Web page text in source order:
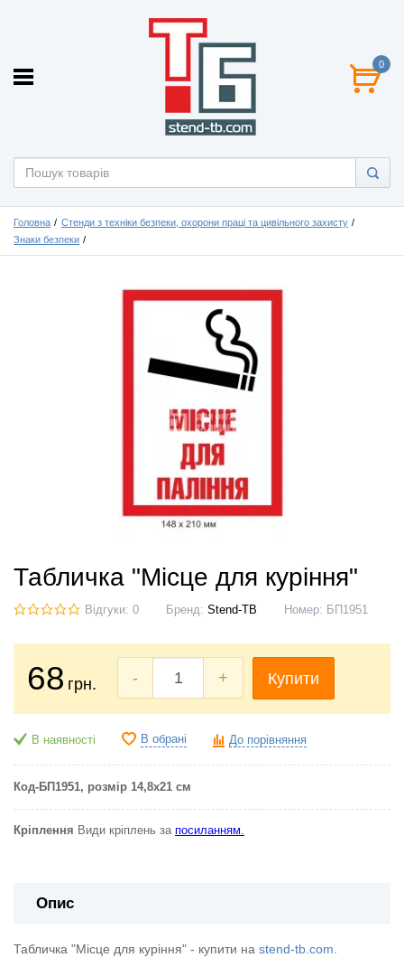
0
Головна
Стенди з техніки безпеки, охорони праці та цивільного захисту
Знаки безпеки
Табличка "Місце для куріння"
Відгуки: 0 Бренд: Stend-TB Номер: БП1951
68 грн. - + Купити
В наявності В обрані До порівняння
Код-БП1951, розмір 14,8х21 см
Кріплення Види кріплень за посиланням.
Опис
Табличка "Місце для куріння" - купити на stend-tb.com.